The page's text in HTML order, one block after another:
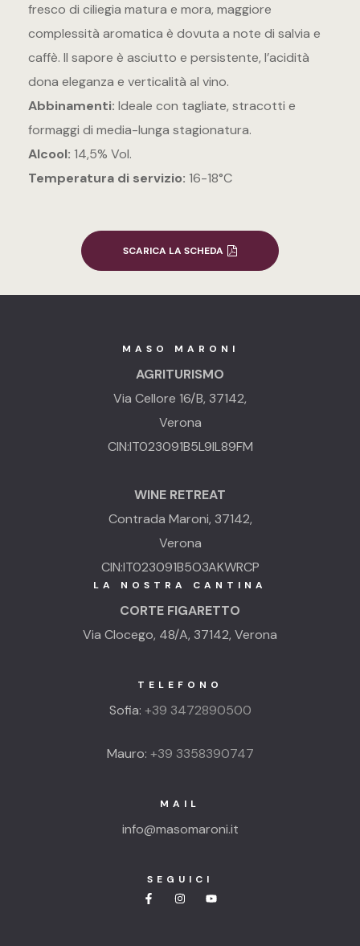
fresco di ciliegia matura e mora, maggiore
complessità aromatica è dovuta a note di salvia e
caffè. Il sapore è asciutto e persistente, l’acidità
dona eleganza e verticalità al vino.
Abbinamenti: Ideale con tagliate, stracotti e
formaggi di media-lunga stagionatura.
Alcool: 14,5% Vol.
Temperatura di servizio: 16-18°C
SCARICA LA SCHEDA
MASO MARONI
AGRITURISMO
Via Cellore 16/B, 37142,
Verona
CIN:IT023091B5L9IL89FM
WINE RETREAT
Contrada Maroni, 37142,
Verona
CIN:IT023091B5O3AKWRCP
LA NOSTRA CANTINA
CORTE FIGARETTO
Via Clocego, 48/A, 37142, Verona
TELEFONO
Sofia: +39 3472890500
Mauro: +39 3358390747
MAIL
info@masomaroni.it
SEGUICI